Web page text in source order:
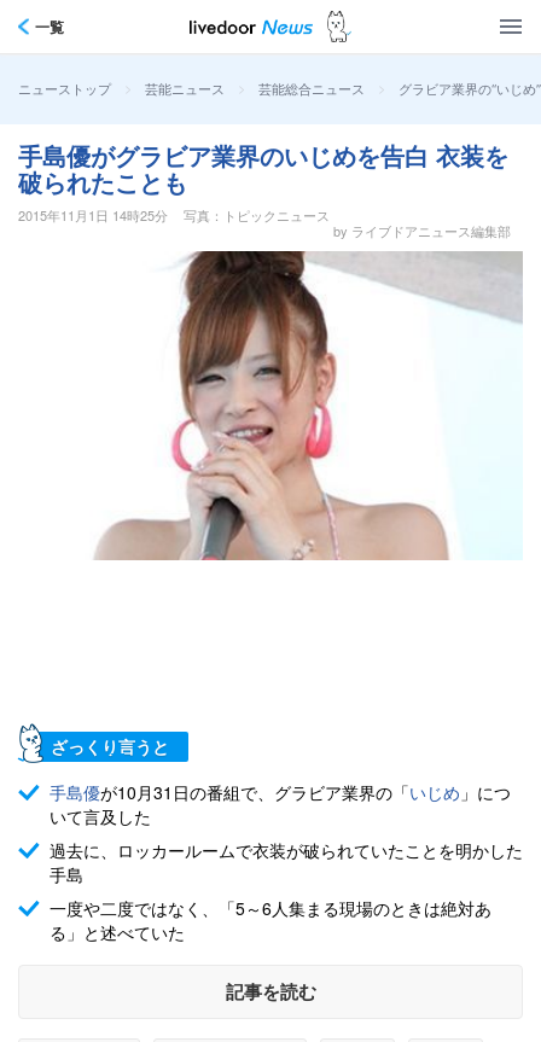
一覧
ニューストップ > 芸能ニュース > 芸能総合ニュース > グラビア業界の“いじ
手島優がグラビア業界のいじめを告白 衣装を
破られたことも
2015年11月1日 14時25分
写真：トピックニュース
by ライブドアニュース編集部
ざっくり言うと
手島優が10月31日の番組で、グラビア業界の「いじめ 」につ
いて言及した
過去に、ロッカールームで衣装が破られていたことを明かした
手島
一度や二度ではなく、「5～6人集まる現場のときは絶対あ
る」と述べていた
記事を読む